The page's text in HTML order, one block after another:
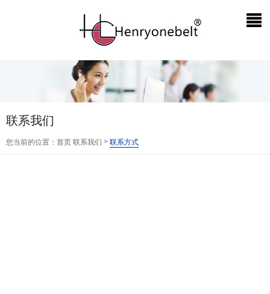
联系我们
您当前的位置： 首页 联系我们 > 联系方式